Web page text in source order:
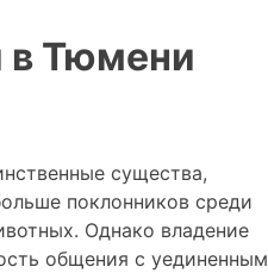
в Тюмени
существа,
поклонников среди
Однако владение
общения с уединенным